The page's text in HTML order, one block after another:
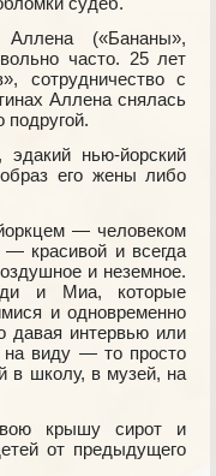
(«Бананы»,
часто. 25 лет
сотрудничество с
Аллена снялась
нью-йорский
его жены либо
— человеком
красивой и всегда
и неземное.
и Миа, которые
и одновременно
давая интервью или
на виду — то просто
в школу, в музей, на
крышу сирот и
от предыдущего